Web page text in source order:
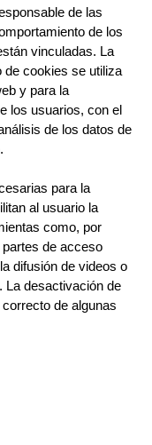
de las
de los
vinculadas. La
de cookies se utiliza
y para la
los usuarios, con el
de los datos de
para la
al usuario la
como, por
de acceso
difusión de videos o
La desactivación de
de algunas